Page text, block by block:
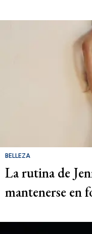
BELLEZA
La rutina de
mantenerse en